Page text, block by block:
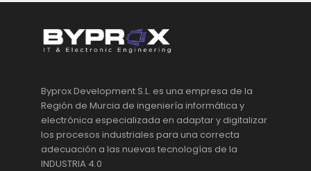
Byprox Development S.L. es una empresa de la
Región de Murcia de ingeniería informática y
electrónica especializada en adaptar y digitalizar
los procesos industriales para una correcta
adecuación a las nuevas tecnologías de la
INDUSTRIA 4.0